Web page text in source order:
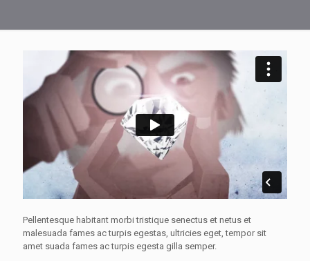
Pellentesque habitant morbi tristique senectus et netus et
malesuada fames ac turpis egestas, ultricies eget, tempor sit
amet suada fames ac turpis egesta gilla semper.